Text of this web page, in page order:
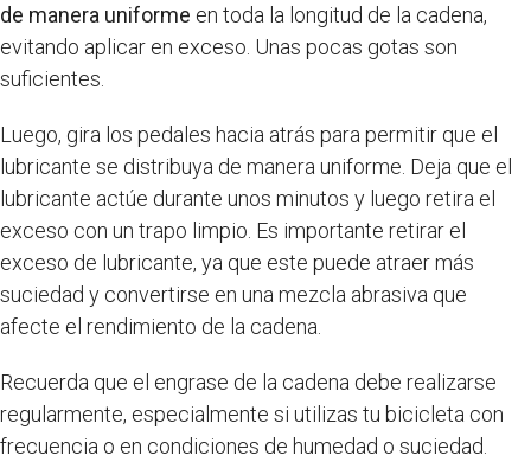
de manera uniforme en toda la longitud de la cadena,
evitando aplicar en exceso. Unas pocas gotas son
suficientes.
Luego, gira los pedales hacia atrás para permitir que el
lubricante se distribuya de manera uniforme. Deja que el
lubricante actúe durante unos minutos y luego retira el
exceso con un trapo limpio. Es importante retirar el
exceso de lubricante, ya que este puede atraer más
suciedad y convertirse en una mezcla abrasiva que
afecte el rendimiento de la cadena.
Recuerda que el engrase de la cadena debe realizarse
regularmente, especialmente si utilizas tu bicicleta con
frecuencia o en condiciones de humedad o suciedad.